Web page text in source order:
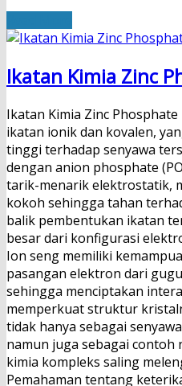
Ikatan Kimia Zinc
Ikatan Kimia Zinc
ikatan ionik dan kovalen,
tinggi terhadap senyawa
dengan anion phosphate
tarik-menarik elektrostatik,
kokoh sehingga tahan
balik pembentukan ikatan
besar dari konfigurasi
Ion seng memiliki
pasangan elektron dari
sehingga menciptakan
memperkuat struktur
tidak hanya sebagai
namun juga sebagai contoh
kimia kompleks saling
Pemahaman tentang